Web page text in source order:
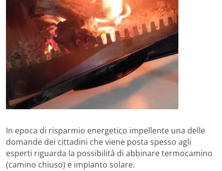
In epoca di risparmio energetico impellente una delle
domande dei cittadini che viene posta spesso agli
esperti riguarda la possibilità di abbinare termocamino
(camino chiuso) e impianto solare.